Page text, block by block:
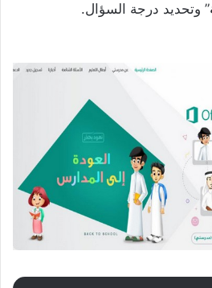
” وتحديد درجة السؤال.